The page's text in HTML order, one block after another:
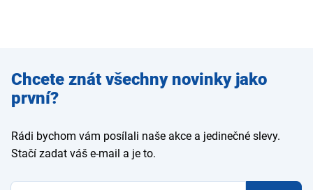
Zadejte
e-mail
Chcete znát všechny novinky jako
první?
Rádi bychom vám posílali naše akce a jedinečné slevy.
Stačí zadat váš e-mail a je to.